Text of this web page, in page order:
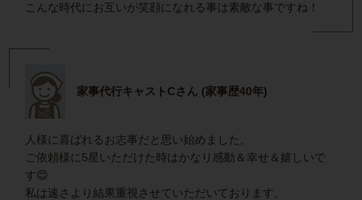
こんな時代にお互いが笑顔になれる事は素敵な事ですね！
家事代行キャストCさん (家事歴40年)
人様に喜ばれるお志事だと思い始めました。
ご依頼様に5星いただけた時はかなり感動＆幸せ＆嬉しいで
す😊
私は速さより結果重視させていただいております。